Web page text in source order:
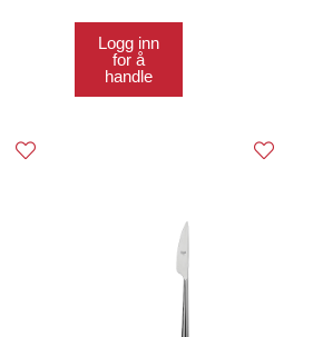
Logg inn
for å
handle